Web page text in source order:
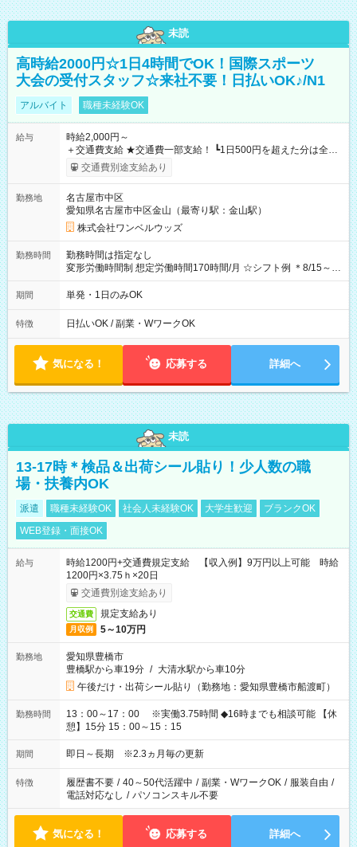
未読
高時給2000円☆1日4時間でOK！国際スポーツ
大会の受付スタッフ☆来社不要！日払いOK♪/N1
アルバイト 職種未経験OK
給与
時給2,000円～
＋交通費支給 ★交通費一部支給！ ┗1日500円を超えた分は全額
支給！ ※往復500円以内の方は自己負担となります ★日払い
OK！（規定あり） ┗働いたその日に現金GET♪ お仕事後はコン
期間なし
交通費別途支給あり
勤務地
名古屋市中区
愛知県名古屋市中区金山（最寄り駅：金山駅）
株式会社ワンベルウッズ
勤務時間
勤務時間は指定なし
変形労働時間制 想定労働時間170時間/月 ☆シフト例 ＊8/15～
10/26 全日共通 08：00～12：00 17：00～21：00 ＊8/31
～9/19のみ下記シフトもあります！ 12：00～16：00 ＊9/6～
00
期間 単発・1日のみOK
特徴 日払いOK / 副業・WワークOK
気になる！ 応募する 詳細へ
未読
13-17時＊検品＆出荷シール貼り！少人数の職
場・扶養内OK
派遣 職種未経験OK 社会人未経験OK 大学生歓迎
ブランクOK
WEB登録・面接OK
給与
時給1200円+交通費規定支給 【収入例】9万円以上可能 時給
1200円×3.75ｈ×20日
交通費別途支給あり
交通費 規定支給あり
月収例 5～10万円
勤務地
愛知県豊橋市
豊橋駅から車19分 / 大清水駅から車10分
午後だけ・出荷シール貼り（勤務地：愛知県豊橋市船渡町）
勤務時間
13：00～17：00 ※実働3.75時間 ◆16時までも相談可能 【休
憩】15分 15：00～15：15
期間 即日～長期 ※2.3ヵ月毎の更新
特徴 履歴書不要 / 40～50代活躍中 / 副業・WワークOK / 服装自由 /
電話対応なし / パソコンスキル不要
気になる！ 応募する 詳細へ